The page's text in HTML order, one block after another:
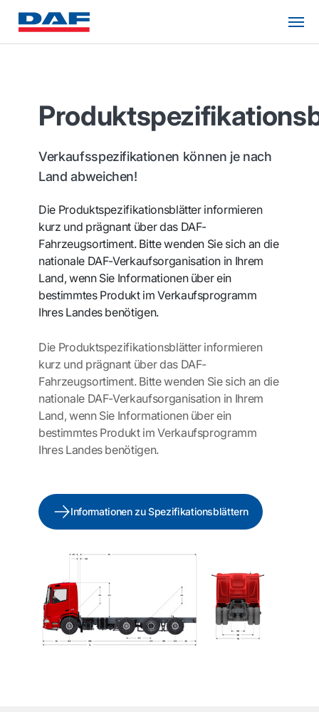
Verkaufsspezifikationen können je nach
Land abweichen!
Die Produktspezifikationsblätter informieren
kurz und prägnant über das DAF-
Fahrzeugsortiment. Bitte wenden Sie sich an die
nationale DAF-Verkaufsorganisation in Ihrem
Land, wenn Sie Informationen über ein
bestimmtes Produkt im Verkaufsprogramm
Ihres Landes benötigen.
Die Produktspezifikationsblätter informieren
kurz und prägnant über das DAF-
Fahrzeugsortiment. Bitte wenden Sie sich an die
nationale DAF-Verkaufsorganisation in Ihrem
Land, wenn Sie Informationen über ein
bestimmtes Produkt im Verkaufsprogramm
Ihres Landes benötigen.
Informationen zu Spezifikationsblättern